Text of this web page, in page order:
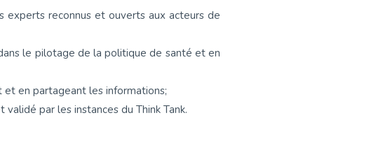
reconnus et ouverts aux acteurs de
le pilotage de la politique de santé et en
en partageant les informations;
par les instances du Think Tank.